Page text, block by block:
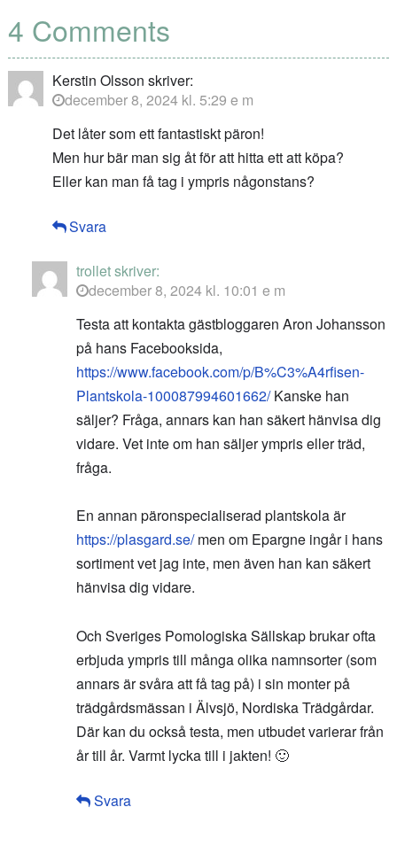
4 Comments
Kerstin Olsson skriver:
december 8, 2024 kl. 5:29 e m
Det låter som ett fantastiskt päron!
Men hur bär man sig åt för att hitta ett att köpa?
Eller kan man få tag i ympris någonstans?
Svara
trolletskriver:
december 8, 2024 kl. 10:01 e m
Testa att kontakta gästbloggaren Aron Johansson
på hans Facebooksida,
https://www.facebook.com/p/B%C3%A4rfisen-
Plantskola-100087994601662/Kanske han
säljer? Fråga, annars kan han säkert hänvisa dig
vidare. Vet inte om han säljer ympris eller träd,
fråga.
En annan päronspecialiserad plantskola är
https://plasgard.se/men om Epargne ingår i hans
sortiment vet jag inte, men även han kan säkert
hänvisa dig vidare.
Och Sveriges Pomologiska Sällskap brukar ofta
erbjuda ympris till många olika namnsorter (som
annars är svåra att få tag på) i sin monter på
trädgårdsmässan i Älvsjö, Nordiska Trädgårdar.
Där kan du också testa, men utbudet varierar från
år till år. Varmt lycka till i jakten! 🙂
Svara